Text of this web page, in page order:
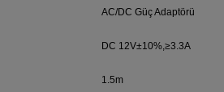
AC/DC Güç Adaptörü
DC 12V±10%,≥3.3A
1.5m